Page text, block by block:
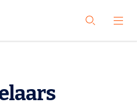
Zoeken
Open
menu